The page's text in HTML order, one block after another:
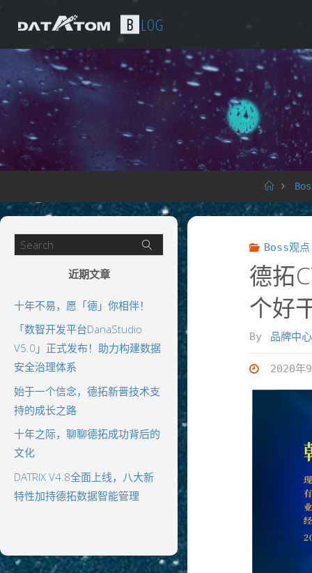
B LOG
Boss观点
德拓
个好
By 品牌中心
2020年
近期文章
十年不易，愿「德」你相伴！
「数智开发平台DanaStudio
V5.0」正式发布！助力构建数据
安全治理体系
始于一个信念，德拓新晋技术支
持的成长之路
十年之际，聊聊德拓成功背后的
文化
DATRIX V4.8全面上线，八大新
特性加持德拓数据智能管理